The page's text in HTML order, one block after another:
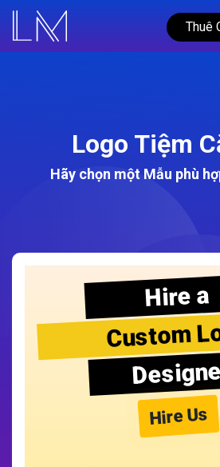
Thuê
Logo Tiệm
Hãy chọn một Mẫu phù
Hire a
Custom
Hire Us